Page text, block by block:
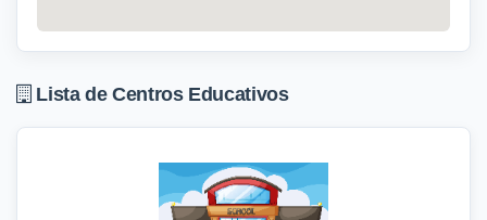
Lista de Centros Educativos